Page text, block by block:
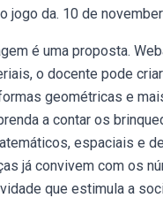
jogo da. 10 de
é uma proposta.
o docente pode
geométricas e
a contar os
espaciais e
já convivem com os
que estimula a